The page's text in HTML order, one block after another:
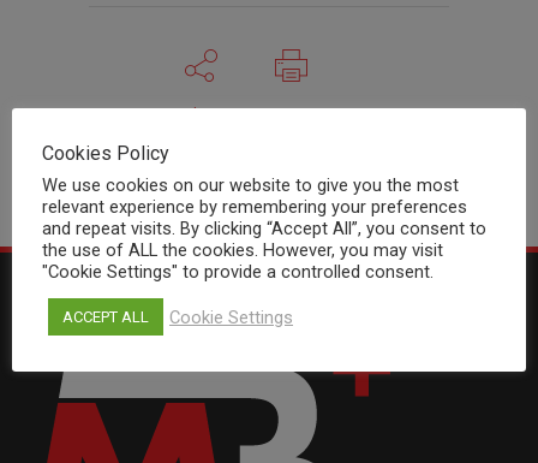
Cookies Policy
We use cookies on our website to give you the most
relevant experience by remembering your preferences
and repeat visits. By clicking “Accept All”, you consent to
the use of ALL the cookies. However, you may visit
"Cookie Settings" to provide a controlled consent.
ACCEPT ALL Cookie Settings